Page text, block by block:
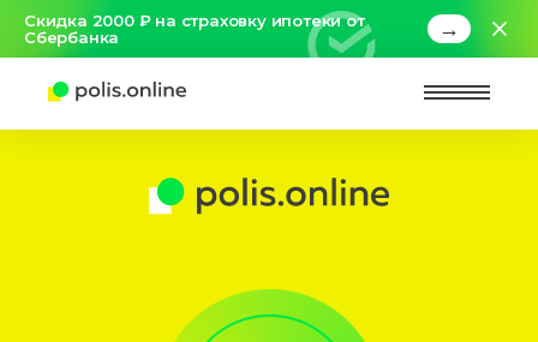
Скидка 2000 ₽ на страховку ипотеки от
Сбербанка
→